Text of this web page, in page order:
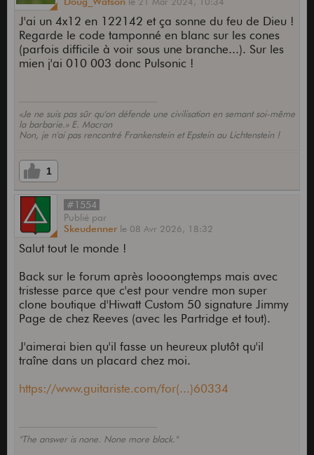
J'ai un 4x12 en 122142 et ça sonne du feu de Dieu !
Regarde le code tamponné en blanc sur les cones
(parfois difficile à voir sous une branche...). Sur les
mien j'ai 010 003 donc Pulsonic !
«Je ne suis pas sûr qu'on défende une civilisation en semant soi-même
la barbarie.» E. Macron
Non, je n'ai pas rencontré Frankenstein et Epstein au Lichtenstein !
1
#1554
Publié par
Skeudenner le 08 Avr 2026, 18:32
Salut tout le monde !
Back sur le forum après loooongtemps mais avec
tristesse parce que c'est pour vendre mon super
clone boutique d'Hiwatt Custom 50 signature Jimmy
Page de chez Reeves (avec les Partridge et tout).
J'aimerai bien qu'il fasse un heureux plutôt qu'il
traîne dans un placard chez moi.
https://www.guitariste.com/for(...)60334
"The answer is none. None more black."